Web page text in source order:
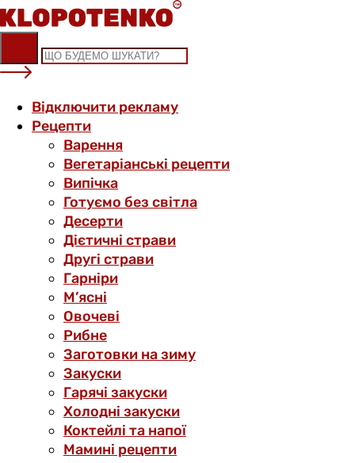
Skip
to
content
Відключити рекламу
Рецепти
Варення
Вегетаріанські рецепти
Випічка
Готуємо без світла
Десерти
Дієтичні страви
Другі страви
Гарніри
М’ясні
Овочеві
Рибне
Заготовки на зиму
Закуски
Гарячі закуски
Холодні закуски
Коктейлі та напої
Мамині рецепти